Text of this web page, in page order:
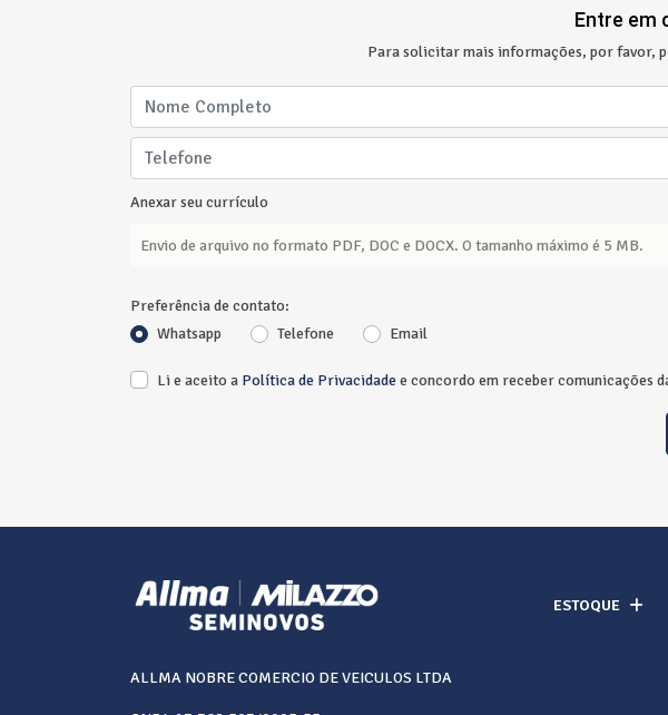
Entre em
Para solicitar mais informações, por favor,
Anexar seu currículo
Envio de arquivo no formato PDF, DOC e DOCX. O tamanho máximo é 5 MB.
Preferência de contato:
Whatsapp
Telefone Email
Li e aceito a Política de Privacidade e concordo em receber comunicações
ESTOQUE
ALLMA NOBRE COMERCIO DE VEICULOS LTDA